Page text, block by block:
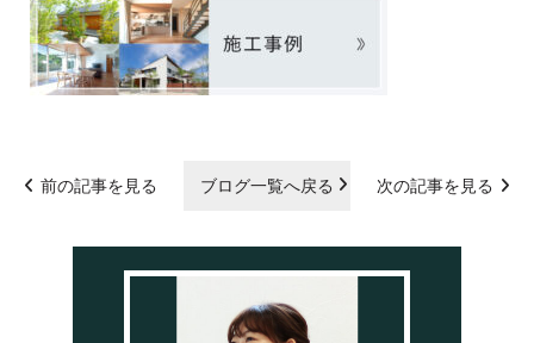
前の記事を見る ブログ一覧へ戻る 次の記事を見る